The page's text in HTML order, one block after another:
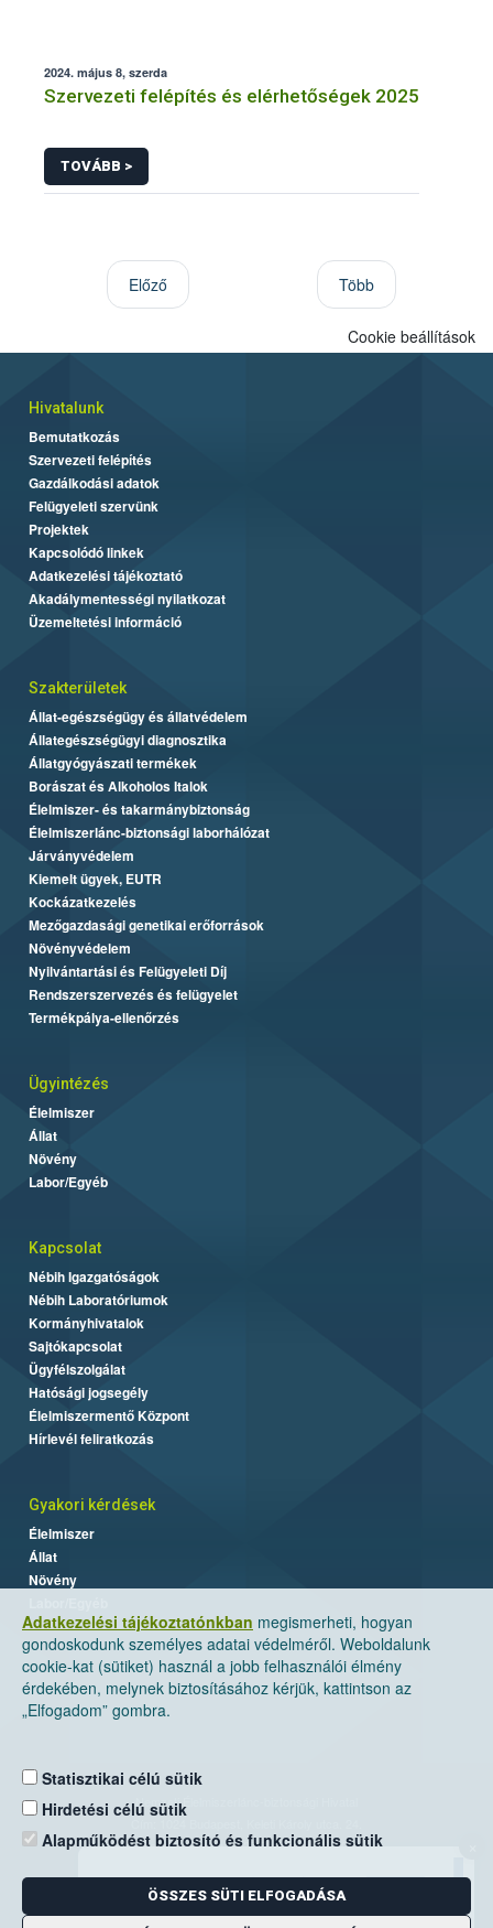
2024. május 8, szerda
Szervezeti felépítés és elérhetőségek 2025
TOVÁBB >
Előző Több
Adatkezelési tájékoztatónkban megismerheti, hogyan
gondoskodunk személyes adatai védelméről. Weboldalunk
cookie-kat (sütiket) használ a jobb felhasználói élmény
érdekében, melynek biztosításához kérjük, kattintson az
„Elfogadom” gombra.
Statisztikai célú sütik
Hirdetési célú sütik
Alapműködést biztosító és funkcionális sütik
ÖSSZES SÜTI ELFOGADÁSA
Cookie beállítások
Hivatalunk
Bemutatkozás
Szervezeti felépítés
Gazdálkodási adatok
Felügyeleti szervünk
Projektek
Kapcsolódó linkek
Adatkezelési tájékoztató
Akadálymentességi nyilatkozat
Üzemeltetési információ
Szakterületek
Állat-egészségügy és állatvédelem
Állategészségügyi diagnosztika
Állatgyógyászati termékek
Borászat és Alkoholos Italok
Élelmiszer- és takarmánybiztonság
Élelmiszerlánc-biztonsági laborhálózat
Járványvédelem
Kiemelt ügyek, EUTR
Kockázatkezelés
Mezőgazdasági genetikai erőforrások
Növényvédelem
Nyilvántartási és Felügyeleti Díj
Rendszerszervezés és felügyelet
Termékpálya-ellenőrzés
Ügyintézés
Élelmiszer
Állat
Növény
Labor/Egyéb
Kapcsolat
Nébih Igazgatóságok
Nébih Laboratóriumok
Kormányhivatalok
Sajtókapcsolat
Ügyfélszolgálat
Hatósági jogsegély
Élelmiszermentő Központ
Hírlevél feliratkozás
Gyakori kérdések
Élelmiszer
Állat
Növény
Nemzeti Élelmiszerlánc-biztonsági Hivatal
Levelezési cím: 1525 Budapest. Pf. 30.
E-mail:ugyfelszolgalat@nebih.gov.hu